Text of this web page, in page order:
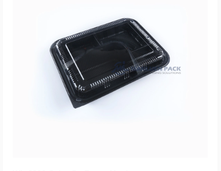
Adicionar Ao Orçamento